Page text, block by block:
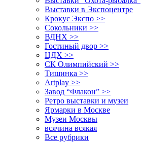
Выставки в Экспоцентре
Крокус Экспо >>
Сокольники >>
ВДНХ >>
Гостиный двор >>
ЦДХ >>
СК Олимпийский >>
Тишинка >>
Artplay >>
Завод “Флакон” >>
Ретро выставки и музеи
Ярмарки в Москве
Музеи Москвы
всячина всякая
Все рубрики